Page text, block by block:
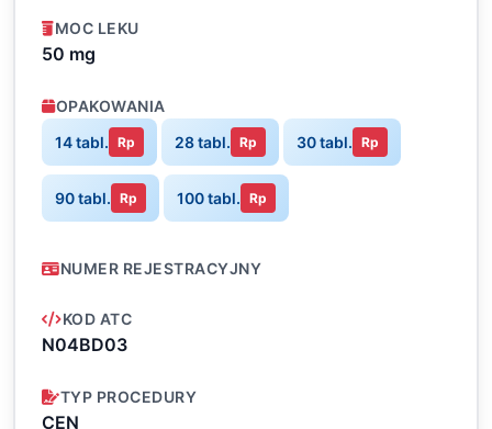
MOC LEKU
50 mg
OPAKOWANIA
14 tabl. Rp 28 tabl. Rp 30 tabl. Rp
90 tabl. Rp 100 tabl. Rp
NUMER REJESTRACYJNY
KOD ATC
N04BD03
TYP PROCEDURY
CEN